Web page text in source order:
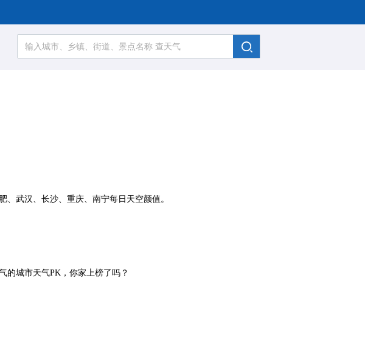
武汉、长沙、重庆、南宁每日天空颜值。
的城市天气PK，你家上榜了吗？